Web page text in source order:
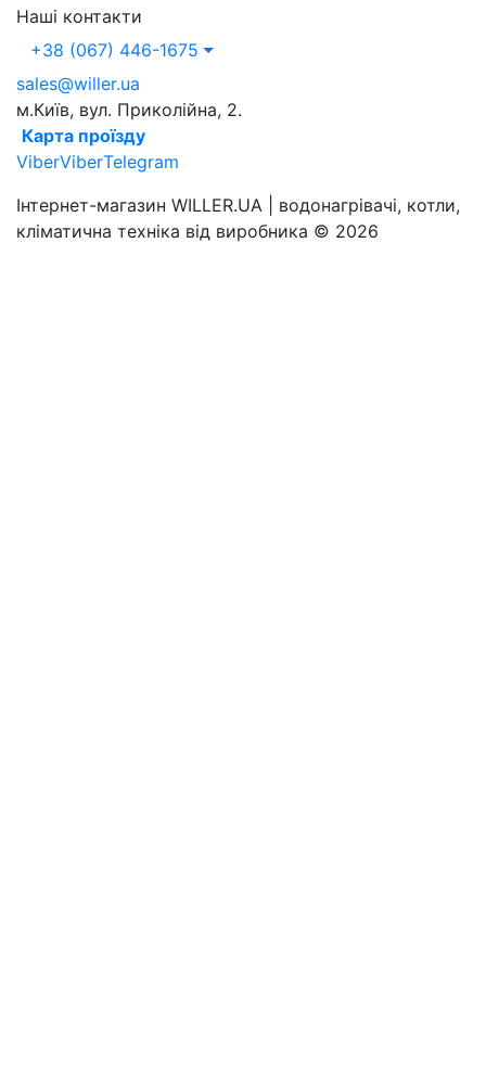
Наші контакти
+38 (067) 446-1675
sales@willer.ua
м.Київ, вул. Приколійна, 2.
Карта проїзду
ViberViberTelegram
Інтернет-магазин WILLER.UA | водонагрівачі, котли,
кліматична техніка від виробника © 2026